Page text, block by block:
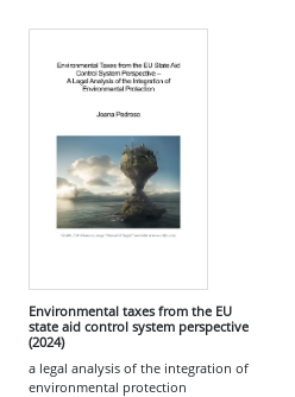
Environmental taxes from the EU
state aid control system perspective
(2024)
a legal analysis of the integration of
environmental protection